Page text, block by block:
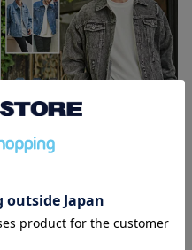
CavariA(キャバリア)ダメージ
加工ビッグシルエットデニム
カートに入れる